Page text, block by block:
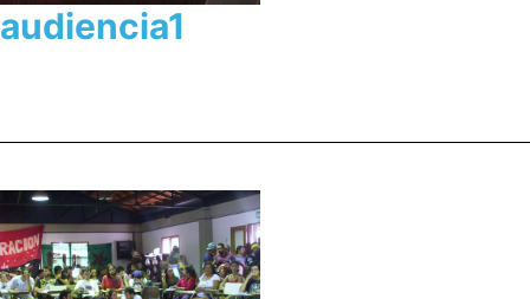
audiencia1